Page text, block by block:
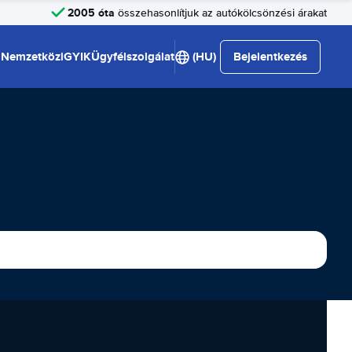
2005 óta összehasonlítjuk az autókölcsönzési árakat
NemzetköziGYIKÜgyfélszolgálat (HU) Bejelentkezés